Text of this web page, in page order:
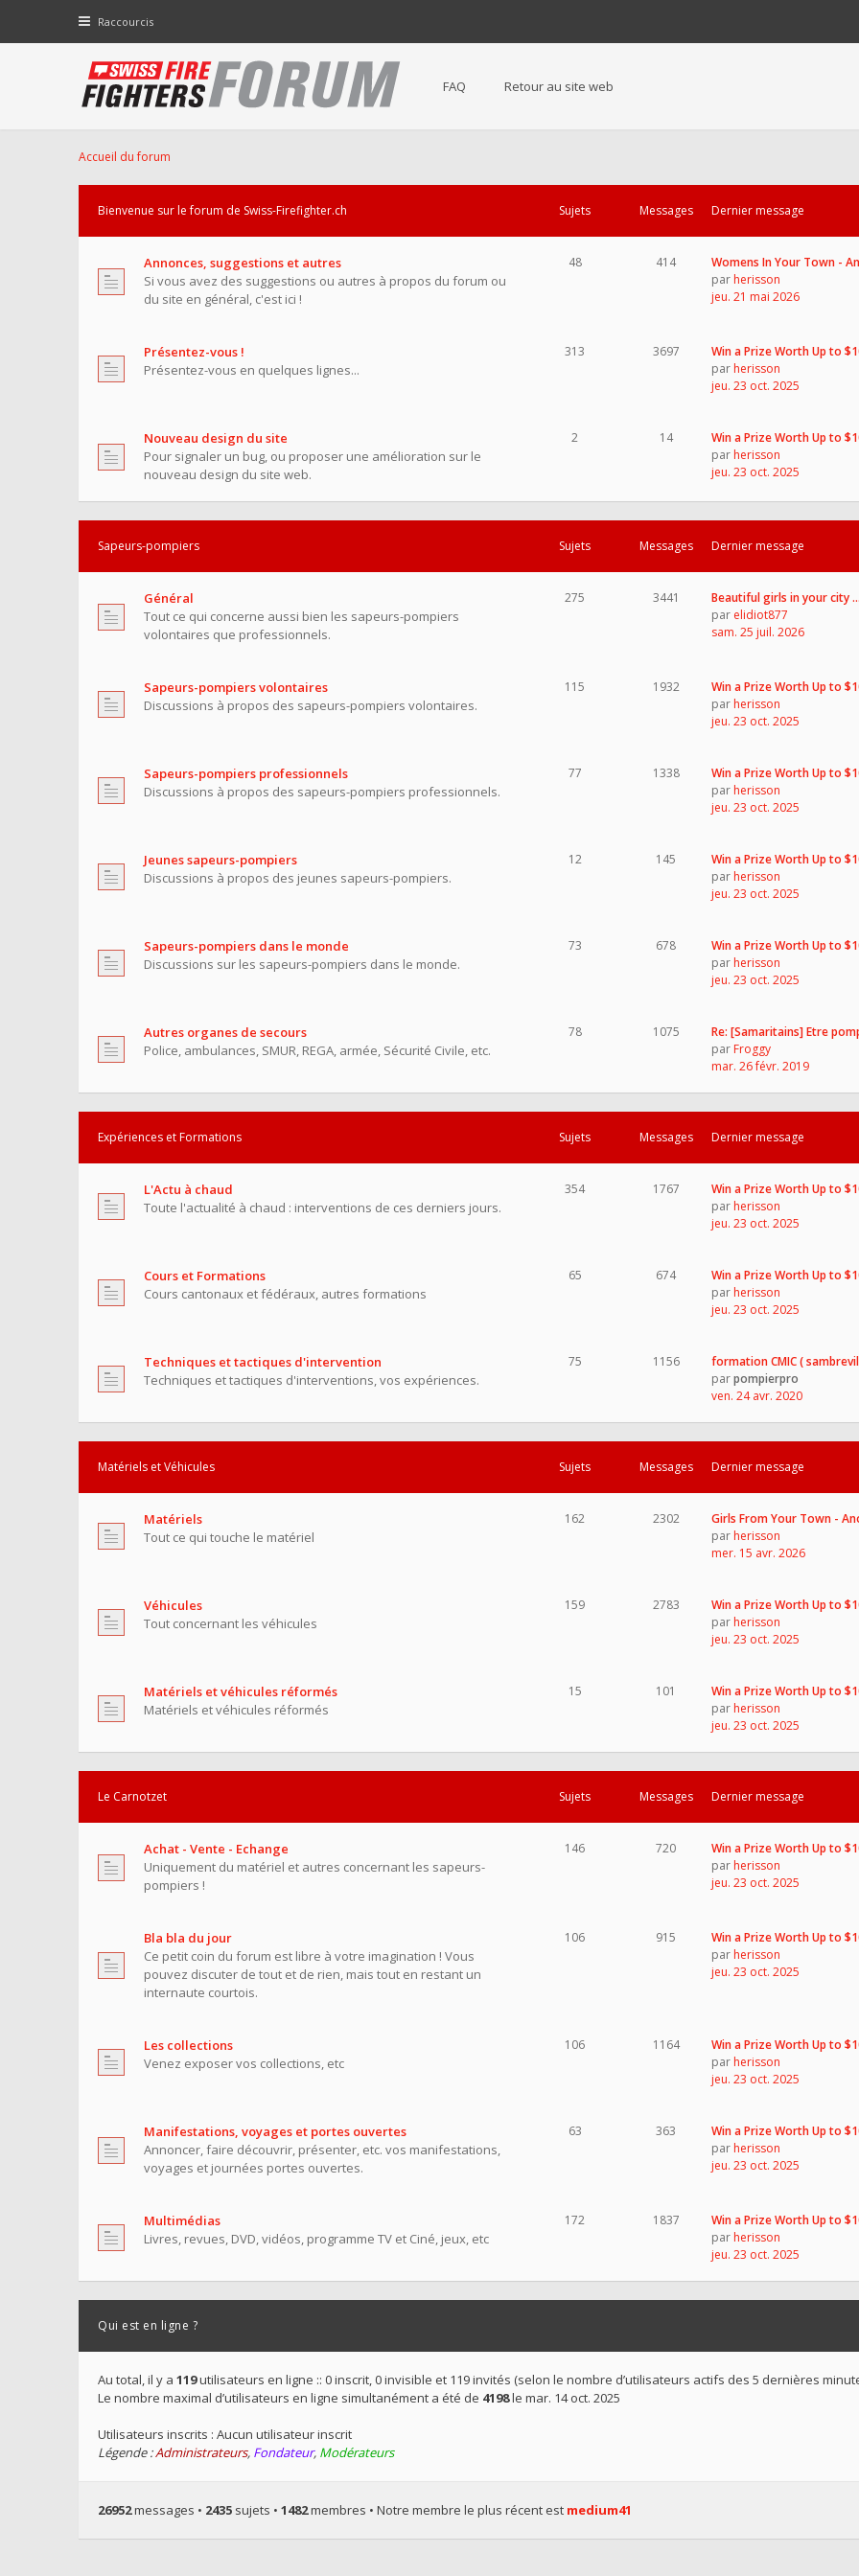
Raccourcis
FAQ Retour au site web
Accueil du forum
Bienvenue sur le forum de Swiss-Firefighter.ch Sujets Messages Dernier message
Annonces, suggestions et autres
Si vous avez des suggestions ou autres à propos du forum ou
du site en général, c'est ici !
48 414
Womens In Your Town -
par herisson
jeu. 21 mai 2026
Présentez-vous !
Présentez-vous en quelques lignes...
313 3697
Win a Prize Worth Up to
par herisson
jeu. 23 oct. 2025
Nouveau design du site
Pour signaler un bug, ou proposer une amélioration sur le
nouveau design du site web.
2 14
Win a Prize Worth Up to
par herisson
jeu. 23 oct. 2025
Sapeurs-pompiers Sujets Messages Dernier message
Général
Tout ce qui concerne aussi bien les sapeurs-pompiers
volontaires que professionnels.
275 3441
Beautiful girls in your city …
par elidiot877
sam. 25 juil. 2026
Sapeurs-pompiers volontaires
Discussions à propos des sapeurs-pompiers volontaires.
115 1932
Win a Prize Worth Up to
par herisson
jeu. 23 oct. 2025
Sapeurs-pompiers professionnels
Discussions à propos des sapeurs-pompiers professionnels.
77 1338
Win a Prize Worth Up to
par herisson
jeu. 23 oct. 2025
Jeunes sapeurs-pompiers
Discussions à propos des jeunes sapeurs-pompiers.
12 145
Win a Prize Worth Up to
par herisson
jeu. 23 oct. 2025
Sapeurs-pompiers dans le monde
Discussions sur les sapeurs-pompiers dans le monde.
73 678
Win a Prize Worth Up to
par herisson
jeu. 23 oct. 2025
Autres organes de secours
Police, ambulances, SMUR, REGA, armée, Sécurité Civile, etc.
78 1075
Re: [Samaritains] Etre
par Froggy
mar. 26 févr. 2019
Expériences et Formations Sujets Messages Dernier message
L'Actu à chaud
Toute l'actualité à chaud : interventions de ces derniers jours.
354 1767
Win a Prize Worth Up to
par herisson
jeu. 23 oct. 2025
Cours et Formations
Cours cantonaux et fédéraux, autres formations
65 674
Win a Prize Worth Up to
par herisson
jeu. 23 oct. 2025
Techniques et tactiques d'intervention
Techniques et tactiques d'interventions, vos expériences.
75 1156
formation CMIC (
parpompierpro
ven. 24 avr. 2020
Matériels et Véhicules Sujets Messages Dernier message
Matériels
Tout ce qui touche le matériel
162 2302
Girls From Your Town -
par herisson
mer. 15 avr. 2026
Véhicules
Tout concernant les véhicules
159 2783
Win a Prize Worth Up to
par herisson
jeu. 23 oct. 2025
Matériels et véhicules réformés
Matériels et véhicules réformés
15 101
Win a Prize Worth Up to
par herisson
jeu. 23 oct. 2025
Le Carnotzet Sujets Messages Dernier message
Achat - Vente - Echange
Uniquement du matériel et autres concernant les sapeurs-
pompiers !
146 720
Win a Prize Worth Up to
par herisson
jeu. 23 oct. 2025
Bla bla du jour
Ce petit coin du forum est libre à votre imagination ! Vous
pouvez discuter de tout et de rien, mais tout en restant un
internaute courtois.
106 915
Win a Prize Worth Up to
par herisson
jeu. 23 oct. 2025
Les collections
Venez exposer vos collections, etc
106 1164
Win a Prize Worth Up to
par herisson
jeu. 23 oct. 2025
Manifestations, voyages et portes ouvertes
Annoncer, faire découvrir, présenter, etc. vos manifestations,
voyages et journées portes ouvertes.
63 363
Win a Prize Worth Up to
par herisson
jeu. 23 oct. 2025
Multimédias
Livres, revues, DVD, vidéos, programme TV et Ciné, jeux, etc
172 1837
Win a Prize Worth Up to
par herisson
jeu. 23 oct. 2025
Qui est en ligne ?
Au total, il y a 119utilisateurs en ligne :: 0 inscrit, 0 invisible et 119 invités (selon le nombre d’utilisateurs actifs des 5 dernières
Le nombre maximal d’utilisateurs en ligne simultanément a été de 4198le mar. 14 oct. 2025
Utilisateurs inscrits : Aucun utilisateur inscrit
Légende :Administrateurs, Fondateur, Modérateurs
26952messages • 2435 sujets • 1482membres • Notre membre le plus récent est medium41